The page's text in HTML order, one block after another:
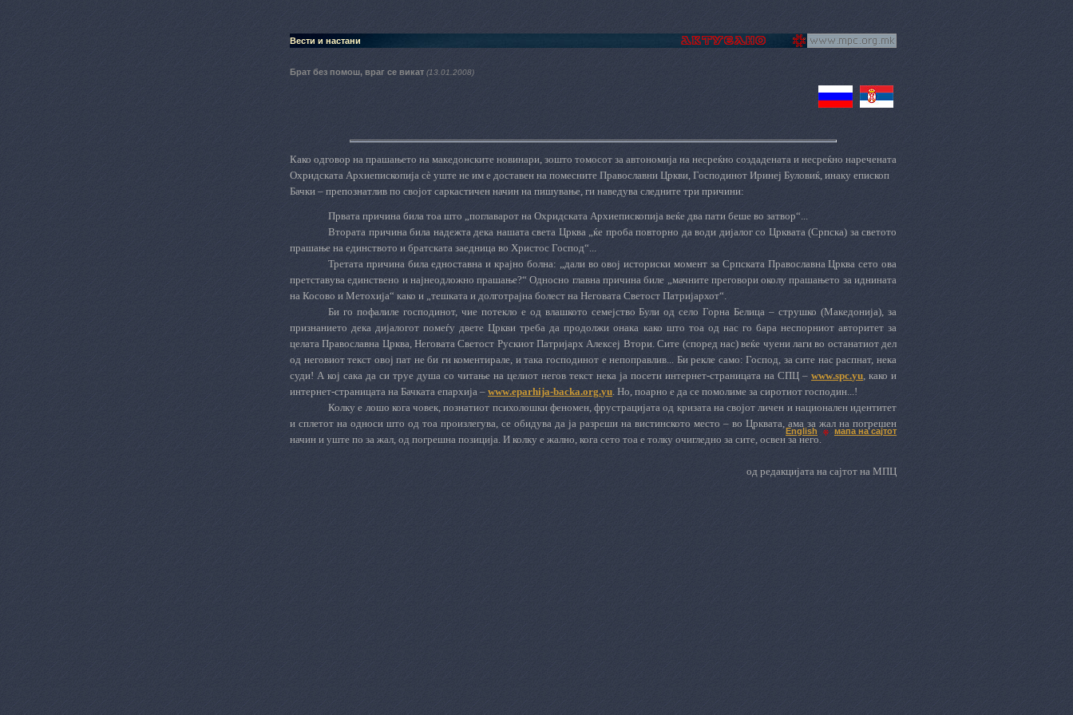
Вести и настани
Брат без помош, враг се викат (13.01.2008)
Како одговор на прашањето на македонските новинари, зошто томосот за автономија на несреќно создадената и несреќно наречената
Охридската Архиепископија сѐ уште не им е доставен на помесните Православни Цркви, Господинот Иринеј Буловиќ, инаку епископ
Бачки – препознатлив по својот саркастичен начин на пишување, ги наведува следните три причини:
Првата причина била тоа што „поглаварот на Охридската Архиепископија веќе два пати беше во затвор“...
Втората причина била надежта дека нашата света Црква „ќе проба повторно да води дијалог со Црквата (Српска) за светото
прашање на единството и братската заедница во Христос Господ“...
Третaта причина била едноставна и крајно болна: „дали во овој историски момент за Српската Православна Црква сето ова
претставува единствено и најнеодложно прашање?“ Односно главна причина биле „мачните преговори околу прашањето за иднината
на Косово и Метохија“ како и „тешката и долготрајна болест на Неговата Светост Патријархот“.
Би го пофалиле господинот, чие потекло е од влашкото семејство Були од село Горна Белица – струшко (Македонија), за
признанието дека дијалогот помеѓу двете Цркви треба да продолжи онака како што тоа од нас го бара неспорниот авторитет за
целата Православна Црква, Неговата Светост Рускиот Патријарх Алексеј Втори. Сите (според нас) веќе чуени лаги во останатиот дел
од неговиот текст овој пат не би ги коментирале, и така господинот е непоправлив... Би рекле само: Господ, за сите нас распнат, нека
суди! А кој сака да си труе душа со читање на целиот негов текст нека ја посети интернет-страницата на СПЦ – www.spc.yu, како и
интернет-страницата на Бачката епархија – www.eparhija-backa.org.yu. Но, поарно е да се помолиме за сиротиот господин...!
Колку е лошо кога човек, познатиот психолошки феномен, фрустрацијата од кризата на својот личен и национален идентитет
и сплетот на односи што од тоа произлегува, се обидува да ја разреши на вистинското место – во Црквата, ама за жал на погрешен
начин и уште по за жал, од погрешна позиција. И колку е жално, кога сето тоа е толку очигледно за сите, освен за него.
од редaкцијата на сајтот на МПЦ
English мапа на сајтот